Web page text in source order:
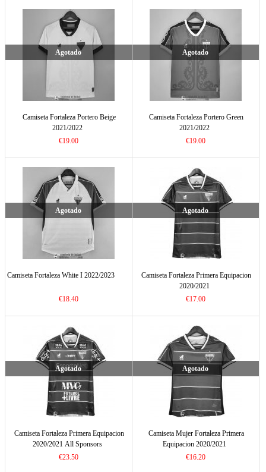
Agotado
Camiseta Fortaleza Portero Beige
2021/2022
€19.00
Agotado
Camiseta Fortaleza Portero Green
2021/2022
€19.00
Agotado
Camiseta Fortaleza White I 2022/2023
€18.40
Agotado
Camiseta Fortaleza Primera Equipacion
2020/2021
€17.00
Agotado
Camiseta Fortaleza Primera Equipacion
2020/2021 All Sponsors
€23.50
Agotado
Camiseta Mujer Fortaleza Primera
Equipacion 2020/2021
€16.20